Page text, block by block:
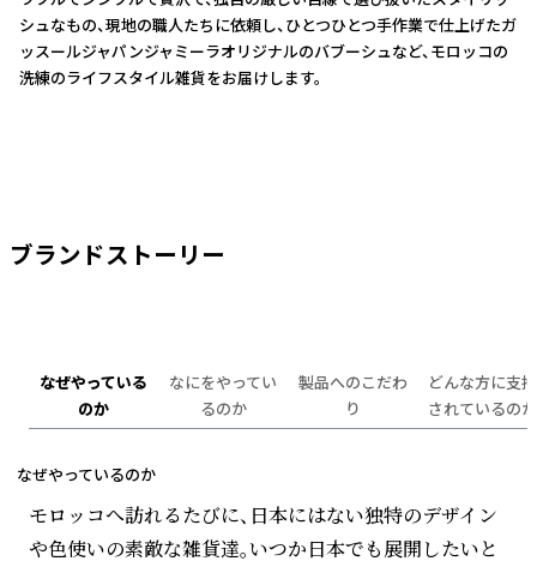
シュなもの、現地の職人たちに依頼し、ひとつひとつ手作業で仕上げたガ
ッスールジャパンジャミーラオリジナルのバブーシュなど、モロッコの
洗練のライフスタイル雑貨をお届けします。
ブランドストーリー
なぜやっている
のか
なにをやってい
るのか
製品へのこだわ
り
どんな方に支持
されているのか
なぜやっているのか
モロッコへ訪れるたびに、日本にはない独特のデザイン
や色使いの素敵な雑貨達。いつか日本でも展開したいと